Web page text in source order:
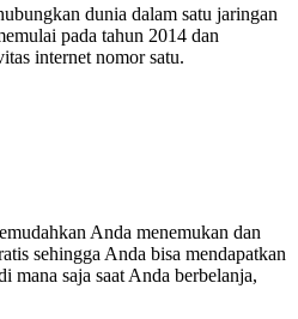
dunia dalam satu jaringan
pada tahun 2014 dan
internet nomor satu.
Anda menemukan dan
sehingga Anda bisa mendapatkan
mana saja saat Anda berbelanja,